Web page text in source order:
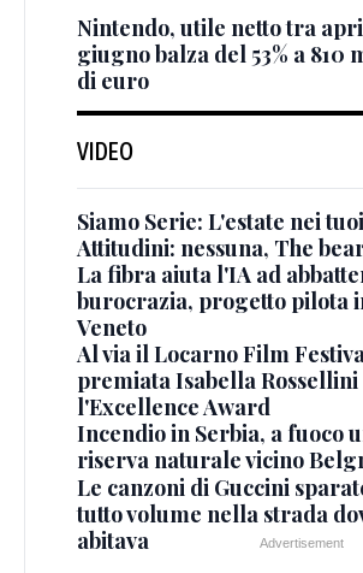
Nintendo, utile netto tra
giugno balza del 53% a 810
di euro
VIDEO
Siamo Serie: L'estate nei
Attitudini: nessuna, The
La fibra aiuta l'IA ad
burocrazia, progetto pilota
Veneto
Al via il Locarno Film
premiata Isabella Rossellini
l'Excellence Award
Incendio in Serbia, a fuoco
riserva naturale vicino
Le canzoni di Guccini
tutto volume nella strada
abitava